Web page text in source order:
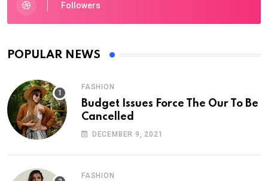
Followers
POPULAR NEWS
FASHION
Budget Issues Force The Our To Be
Cancelled
DECEMBER 9, 2021
FASHION